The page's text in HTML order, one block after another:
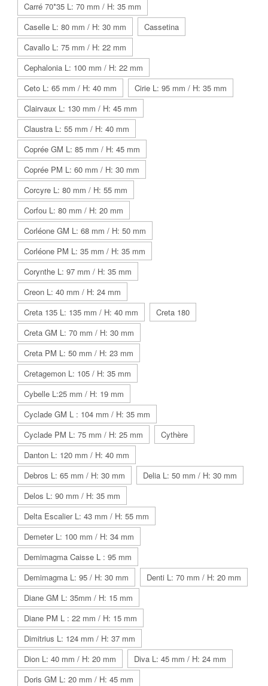
Carré 70*35 L: 70 mm / H: 35 mm
Caselle L: 80 mm / H: 30 mm
Cassetina
Cavallo L: 75 mm / H: 22 mm
Cephalonia L: 100 mm / H: 22 mm
Ceto L: 65 mm / H: 40 mm
Cirie L: 95 mm / H: 35 mm
Clairvaux L: 130 mm / H: 45 mm
Claustra L: 55 mm / H: 40 mm
Coprée GM L: 85 mm / H: 45 mm
Coprée PM L: 60 mm / H: 30 mm
Corcyre L: 80 mm / H: 55 mm
Corfou L: 80 mm / H: 20 mm
Corléone GM L: 68 mm / H: 50 mm
Corléone PM L: 35 mm / H: 35 mm
Corynthe L: 97 mm / H: 35 mm
Creon L: 40 mm / H: 24 mm
Creta 135 L: 135 mm / H: 40 mm
Creta 180
Creta GM L: 70 mm / H: 30 mm
Creta PM L: 50 mm / H: 23 mm
Cretagemon L: 105 / H: 35 mm
Cybelle L:25 mm / H: 19 mm
Cyclade GM L : 104 mm / H: 35 mm
Cyclade PM L: 75 mm / H: 25 mm
Cythère
Danton L: 120 mm / H: 40 mm
Debros L: 65 mm / H: 30 mm
Delia L: 50 mm / H: 30 mm
Delos L: 90 mm / H: 35 mm
Delta Escalier L: 43 mm / H: 55 mm
Demeter L: 100 mm / H: 34 mm
Demimagma Caisse L : 95 mm
Demimagma L: 95 / H: 30 mm
Denti L: 70 mm / H: 20 mm
Diane GM L: 35mm / H: 15 mm
Diane PM L : 22 mm / H: 15 mm
Dimitrius L: 124 mm / H: 37 mm
Dion L: 40 mm / H: 20 mm
Diva L: 45 mm / H: 24 mm
Doris GM L: 20 mm / H: 45 mm